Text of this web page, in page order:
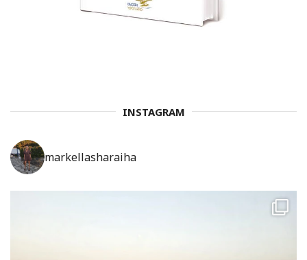
INSTAGRAM
markellasharaiha